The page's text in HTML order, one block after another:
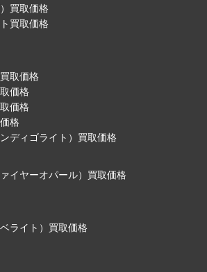
買取価格
買取価格
取価格
価格
価格
格
ディゴライト）買取価格
イヤーオパール）買取価格
ライト）買取価格